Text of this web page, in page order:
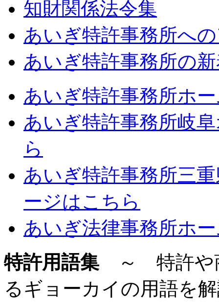
知財関係法令集
あいぎ特許事務所へ
あいぎ特許事務所の
あいぎ特許事務所ホ
あいぎ特許事務所岐
ら
あいぎ特許事務所三
ージはこちら
あいぎ法律事務所ホ
特許用語集 ～ 特許や
るギョーカイの用語を